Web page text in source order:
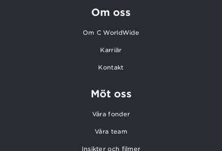
Om oss
Om C WorldWide
Karriär
Kontakt
Möt oss
Våra fonder
Våra team
Insikter och filmer